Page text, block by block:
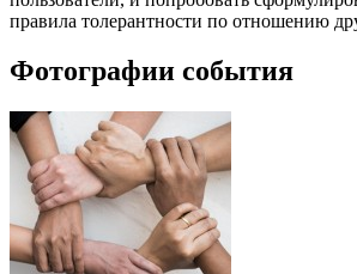
правила толерантности по отношению
Фотографии события